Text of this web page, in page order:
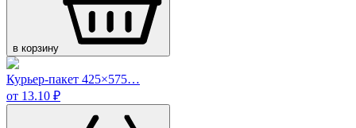
в корзину
Курьер-пакет 425×575…
от 13.10 ₽